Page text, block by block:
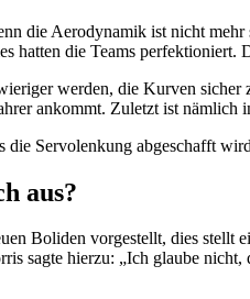
die Aerodynamik ist nicht
hatten die Teams
werden, die Kurven
ankommt. Zuletzt ist
Servolenkung abgeschafft
aus?
Boliden vorgestellt, dies
sagte hierzu: „Ich glaube